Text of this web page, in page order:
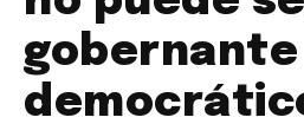
gobernante